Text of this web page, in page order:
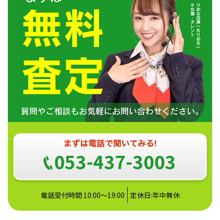
053-437-3003
電話受付時間 10:00～19:00 定休日:年中無休